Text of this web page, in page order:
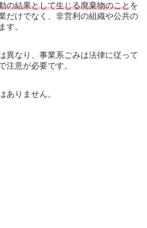
の結果として生じる廃棄物のことを
だけでなく、非営利の組織や公共の
す。
異なり、事業系ごみは法律に従って
注意が必要です。
ありません。